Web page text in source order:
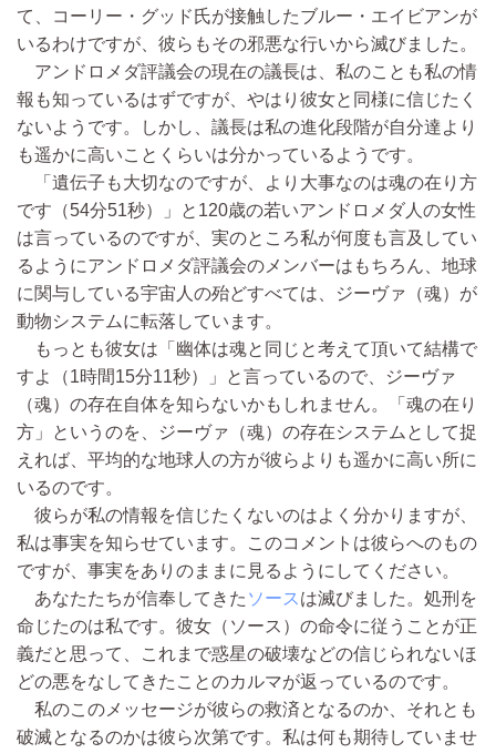
て、コーリー・グッド氏が接触したブルー・エイビアンが
いるわけですが、彼らもその邪悪な行いから滅びました。
アンドロメダ評議会の現在の議長は、私のことも私の情
報も知っているはずですが、やはり彼女と同様に信じたく
ないようです。しかし、議長は私の進化段階が自分達より
も遥かに高いことくらいは分かっているようです。
「遺伝子も大切なのですが、より大事なのは魂の在り方
です（54分51秒）」と120歳の若いアンドロメダ人の女性
は言っているのですが、実のところ私が何度も言及してい
るようにアンドロメダ評議会のメンバーはもちろん、地球
に関与している宇宙人の殆どすべては、ジーヴァ（魂）が
動物システムに転落しています。
もっとも彼女は「幽体は魂と同じと考えて頂いて結構で
すよ（1時間15分11秒）」と言っているので、ジーヴァ
（魂）の存在自体を知らないかもしれません。「魂の在り
方」というのを、ジーヴァ（魂）の存在システムとして捉
えれば、平均的な地球人の方が彼らよりも遥かに高い所に
いるのです。
彼らが私の情報を信じたくないのはよく分かりますが、
私は事実を知らせています。このコメントは彼らへのもの
ですが、事実をありのままに見るようにしてください。
あなたたちが信奉してきた ソース は滅びました。処刑を
命じたのは私です。彼女（ソース）の命令に従うことが正
義だと思って、これまで惑星の破壊などの信じられないほ
どの悪をなしてきたことのカルマが返っているのです。
私のこのメッセージが彼らの救済となるのか、それとも
破滅となるのかは彼ら次第です。私は何も期待していませ